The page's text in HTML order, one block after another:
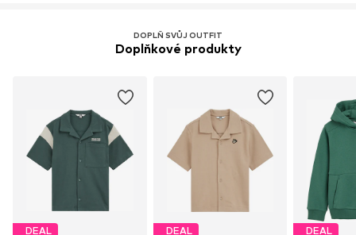
DOPLŇ SVŮJ OUTFIT
Doplňkové produkty
DEAL DEAL DEAL